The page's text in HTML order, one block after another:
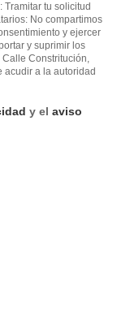
Tramitar tu solicitud
No compartimos
y ejercer
y suprimir los
Constritución,
acudir a la autoridad
y el aviso